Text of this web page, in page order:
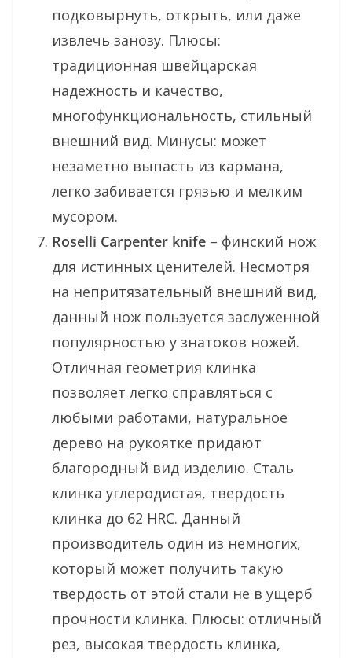
подковырнуть, открыть, или даже
извлечь занозу. Плюсы:
традиционная швейцарская
надежность и качество,
многофункциональность, стильный
внешний вид. Минусы: может
незаметно выпасть из кармана,
легко забивается грязью и мелким
мусором.
Roselli Carpenter knife – финский нож
для истинных ценителей. Несмотря
на непритязательный внешний вид,
данный нож пользуется заслуженной
популярностью у знатоков ножей.
Отличная геометрия клинка
позволяет легко справляться с
любыми работами, натуральное
дерево на рукоятке придают
благородный вид изделию. Сталь
клинка углеродистая, твердость
клинка до 62 HRC. Данный
производитель один из немногих,
который может получить такую
твердость от этой стали не в ущерб
прочности клинка. Плюсы: отличный
рез, высокая твердость клинка,